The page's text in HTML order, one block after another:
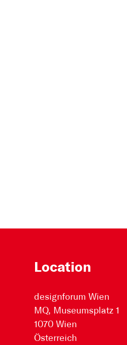
Location
designforum Wien
MQ, Museumsplatz 1
1070 Wien
Österreich